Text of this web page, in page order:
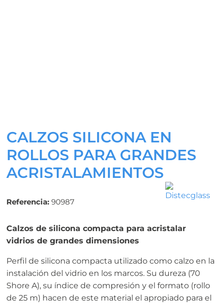
CALZOS SILICONA EN
ROLLOS PARA GRANDES
ACRISTALAMIENTOS
Referencia: 90987
Calzos de silicona compacta para acristalar
vidrios de grandes dimensiones
Perfil de silicona compacta utilizado como calzo en la
instalación del vidrio en los marcos. Su dureza (70
Shore A), su índice de compresión y el formato (rollo
de 25 m) hacen de este material el apropiado para el